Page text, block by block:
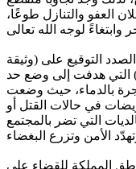
العفو والتنازل طوعًا،
التوقيع على (وثيقة
التي هدفت إلى وضع حد
بالدماء، حيث وضعت
في حالات القتل أو
التي تضر بالمجتمع
المملكة للقضاء على